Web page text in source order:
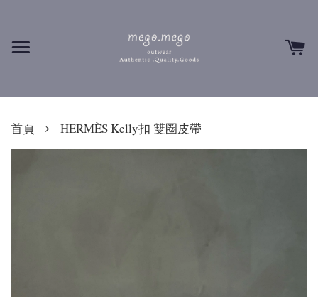
首頁 › HERMÈS Kelly扣 雙圈皮帶